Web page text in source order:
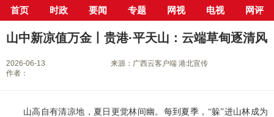
首页 时政 要闻 专题 网视 电视 网评
当前位置： 首页> 新闻中心> 县市区> 港北区> 正文
山中新凉值万金丨贵港·平天山：云端草甸逐清风
2026-06-13
来源：广西云客户端 港北宣传
作者：
山高自有清凉地，夏日更觉林间幽。每到夏季，“躲”进山林成为